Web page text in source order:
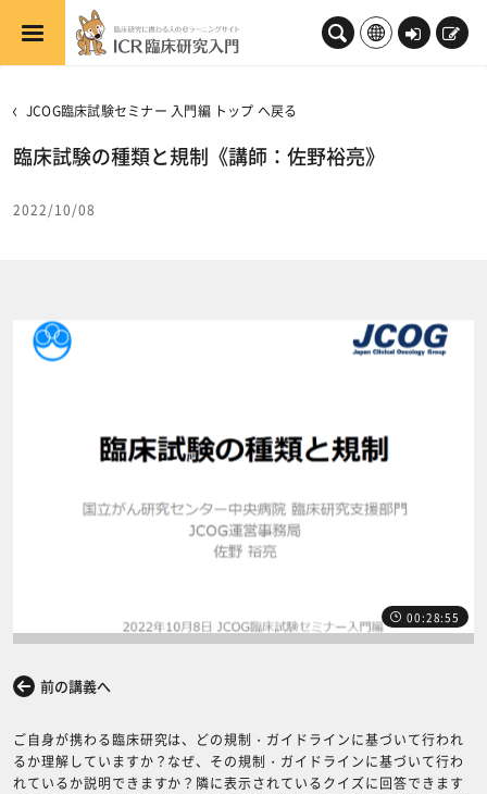
メインコンテンツへスキップする
ロ
新
JCOG臨床試験セミナー 入門編 トップ へ戻る
臨床試験の種類と規制《講師：佐野裕亮》
2022/10/08
00:28:55
前の講義へ
ご自身が携わる臨床研究は、どの規制・ガイドラインに基づいて行われ
るか理解していますか？なぜ、その規制・ガイドラインに基づいて行わ
れているか説明できますか？隣に表示されているクイズに回答できます